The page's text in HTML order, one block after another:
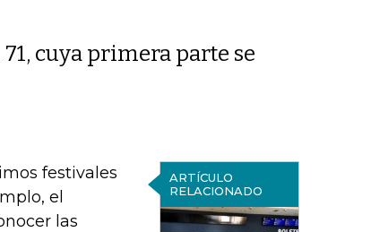
cuya primera parte se
ARTÍCULO
RELACIONADO
festivales
el
las